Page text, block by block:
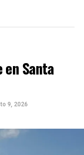
Santa
9, 2026